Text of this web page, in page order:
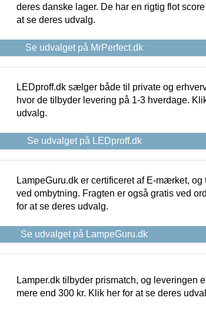
deres danske lager. De har en rigtig flot
at se deres udvalg.
Se udvalget på MrPerfect.dk
LEDproff.dk sælger både til private og
hvor de tilbyder levering på 1-3 hverdage.
udvalg.
Se udvalget på LEDproff.dk
LampeGuru.dk er certificeret af E-mærket,
ved ombytning. Fragten er også gratis ved
for at se deres udvalg.
Se udvalget på LampeGuru.dk
Lamper.dk tilbyder prismatch, og leveringen
mere end 300 kr. Klik her for at se deres